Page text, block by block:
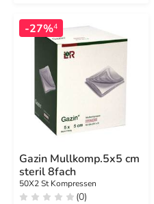
-27%4
Gazin Mullkomp.5x5 cm
steril 8fach
50X2 St Kompressen
(0)